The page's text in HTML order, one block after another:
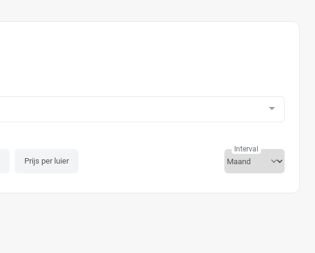
Prijs per luier
Interval